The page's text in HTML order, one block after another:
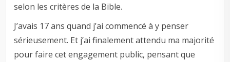
selon les critères de la Bible.
J’avais 17 ans quand j’ai commencé à y penser
sérieusement. Et j’ai finalement attendu ma majorité
pour faire cet engagement public, pensant que